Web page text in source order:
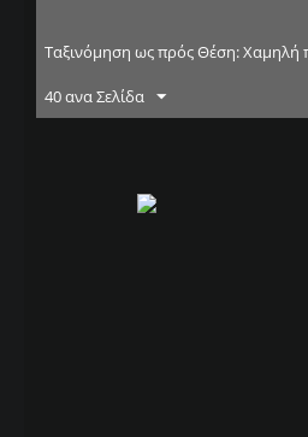
Ταξινόμηση ως πρός Θέση: Χαμηλή
40 ανα Σελίδα